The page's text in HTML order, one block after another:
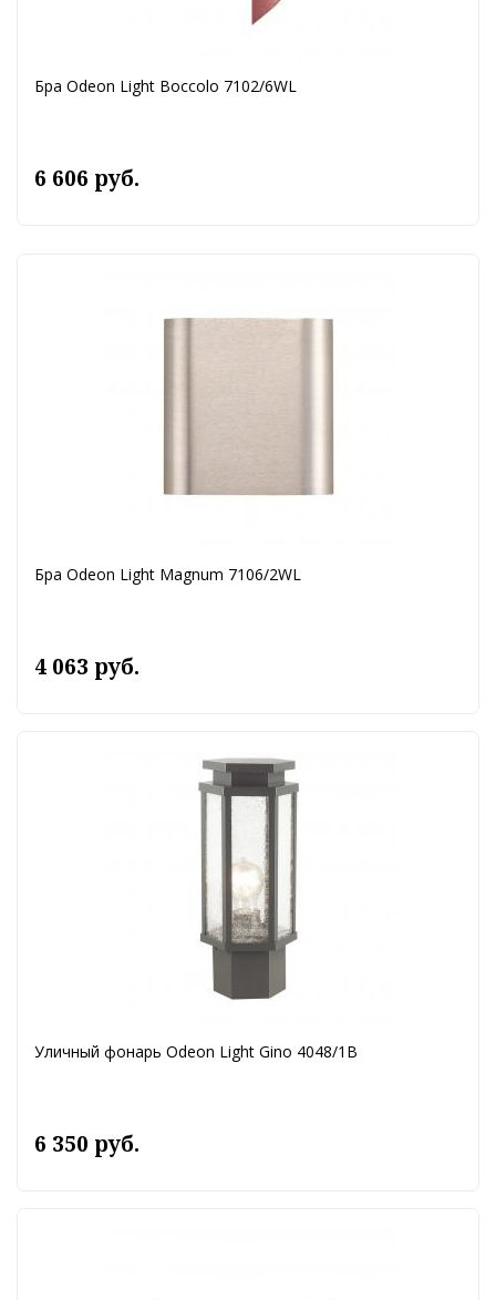
Бра Odeon Light Boccolo 7102/6WL
6 606 руб.
Бра Odeon Light Magnum 7106/2WL
4 063 руб.
Уличный фонарь Odeon Light Gino 4048/1B
6 350 руб.